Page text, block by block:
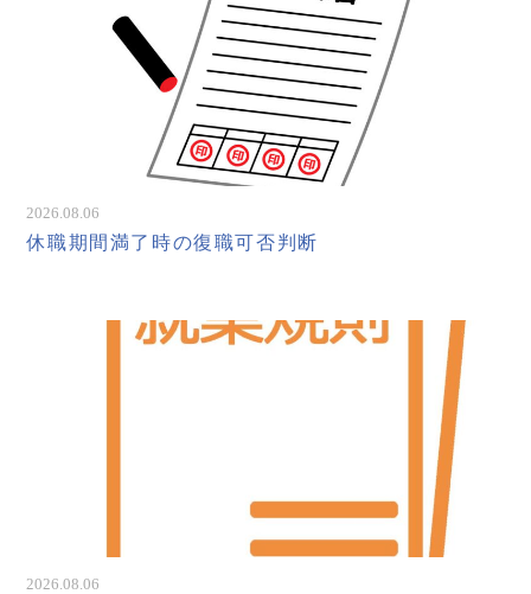
2026.08.06
休職期間満了時の復職可否判断
2026.08.06